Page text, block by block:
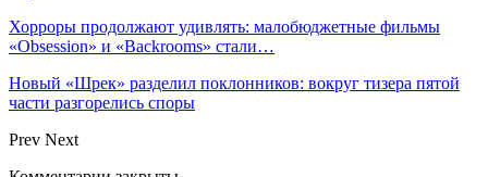
Хорроры продолжают удивлять: малобюджетные фильмы
«Obsession» и «Backrooms» стали…
Новый «Шрек» разделил поклонников: вокруг тизера пятой
части разгорелись споры
Prev Next